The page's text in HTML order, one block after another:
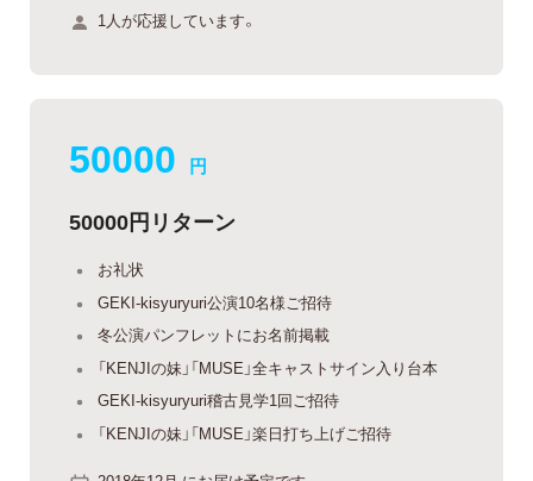
1人が応援しています。
50000 円
50000円リターン
お礼状
GEKI-kisyuryuri公演10名様ご招待
冬公演パンフレットにお名前掲載
「KENJIの妹」「MUSE」全キャストサイン入り台本
GEKI-kisyuryuri稽古見学1回ご招待
「KENJIの妹」「MUSE」楽日打ち上げご招待